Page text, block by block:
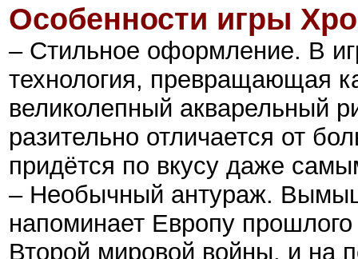
Особенности игры
– Стильное оформление. В
технология, превращающая
великолепный акварельный
разительно отличается от
придётся по вкусу даже
– Необычный антураж.
напоминает Европу
Второй мировой войны, и на